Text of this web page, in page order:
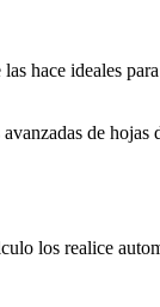
hace ideales
de
los realice